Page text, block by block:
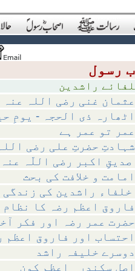
عثمان غنی رضی اللہ عنہ
اٹھارہ ذی الحجہ - یومِ
عمر تو عمر ہے
شہادتِ حضرتِ علی رضی
امامت و خلافت کی بحث
فاروق اعظم رضہ کا نظام
حضرت عمر رضہ اور فکر
احتساب اور فاروق اعظم
دوسرے خلیفہ راشد
اصل سکندر ِ اعظم کون